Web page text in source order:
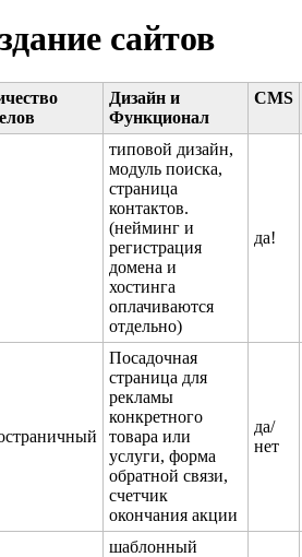
сайтов
Дизайн и
Функционал
CMS
типовой дизайн,
модуль поиска,
страница
контактов.
(нейминг и
регистрация
домена и
хостинга
оплачиваются
отдельно)
да!
Посадочная
страница для
рекламы
конкретного
товара или
услуги, форма
обратной связи,
счетчик
окончания акции
да/
нет
шаблонный